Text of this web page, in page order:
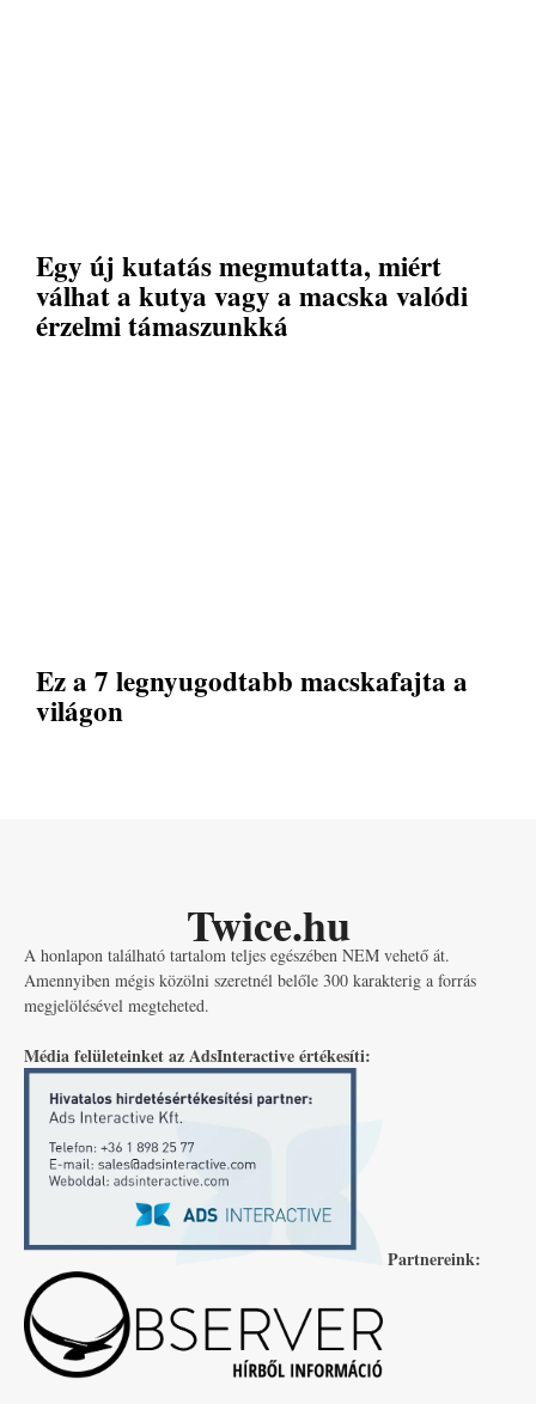
Egy új kutatás megmutatta, miért
válhat a kutya vagy a macska valódi
érzelmi támaszunkká
Ez a 7 legnyugodtabb macskafajta a
világon
Twice.hu
A honlapon található tartalom teljes egészében NEM vehető át.
Amennyiben mégis közölni szeretnél belőle 300 karakterig a forrás
megjelölésével megteheted.
Média felületeinket az AdsInteractive értékesíti:
Partnereink: